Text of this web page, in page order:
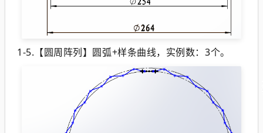
1-5.【圆周阵列】圆弧+样条曲线，实例数：3个。